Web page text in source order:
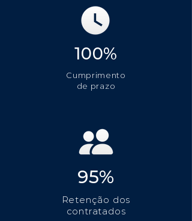
100%
Cumprimento
de prazo
95%
Retenção dos
contratados